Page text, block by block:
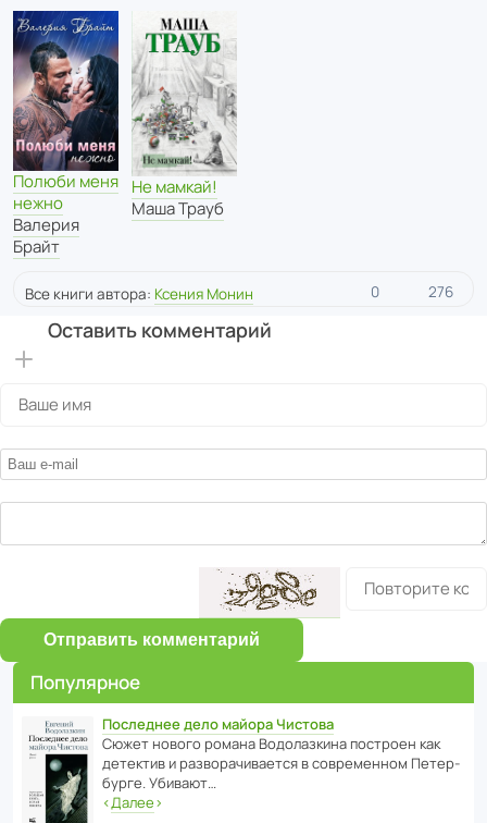
Полюби меня
нежно
Валерия
Брайт
Не мамкай!
Маша Трауб
Все книги автора: Ксения Монин 0 276
Оставить комментарий
Отправить комментарий
Популярное
Последнее дело майора Чистова
Сюжет нового романа Водо­ла­з­кина пост­роен как
дете­ктив и разво­ра­чи­ва­ется в совре­менном Пете­р­
бурге. Убивают…
‹Далее›